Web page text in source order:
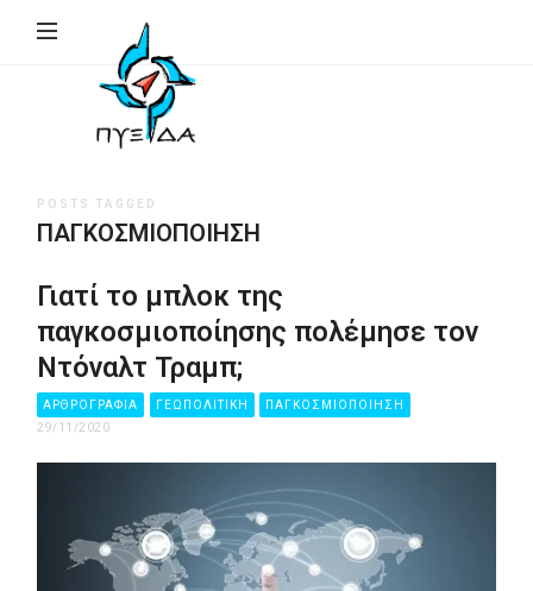
Συγκρότησης
&
Ανάπτυξης
(Ι.Γ.Ε.ΣΥ.Α.)
POSTS TAGGED
ΠΑΓΚΟΣΜΙΟΠΟΊΗΣΗ
Γιατί το μπλοκ της
παγκοσμιοποίησης πολέμησε τον
Ντόναλτ Τραμπ;
ΑΡΘΡΟΓΡΑΦΙΑ ΓΕΩΠΟΛΙΤΙΚΗ
ΠΑΓΚΟΣΜΙΟΠΟΊΗΣΗ
29/11/2020